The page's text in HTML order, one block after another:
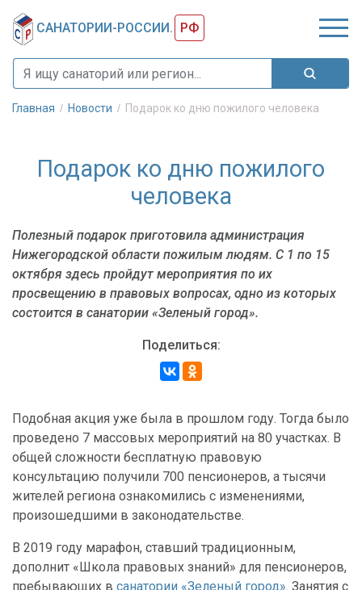
САНАТОРИИ-РОССИИ. РФ
Главная Новости Подарок ко дню пожилого человека
Подарок ко дню пожилого
человека
Полезный подарок приготовила администрация
Нижегородской области пожилым людям. С 1 по 15
октября здесь пройдут мероприятия по их
просвещению в правовых вопросах, одно из которых
состоится в санатории «Зеленый город».
Поделиться:
Подобная акция уже была в прошлом году. Тогда было
проведено 7 массовых мероприятий на 80 участках. В
общей сложности бесплатную правовую
консультацию получили 700 пенсионеров, а тысячи
жителей региона ознакомились с изменениями,
произошедшими в законодательстве.
В 2019 году марафон, ставший традиционным,
дополнит «Школа правовых знаний» для пенсионеров,
пребывающих в санатории «Зеленый город». Занятия с